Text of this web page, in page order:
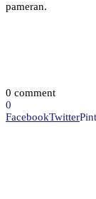
pameran.
0 comment
0
FacebookTwitter